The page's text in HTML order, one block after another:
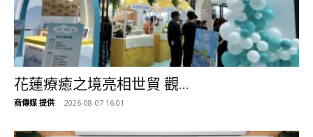
花蓮療癒之境亮相世貿 觀...
商傳媒 提供 - 2026-08-07 16:01